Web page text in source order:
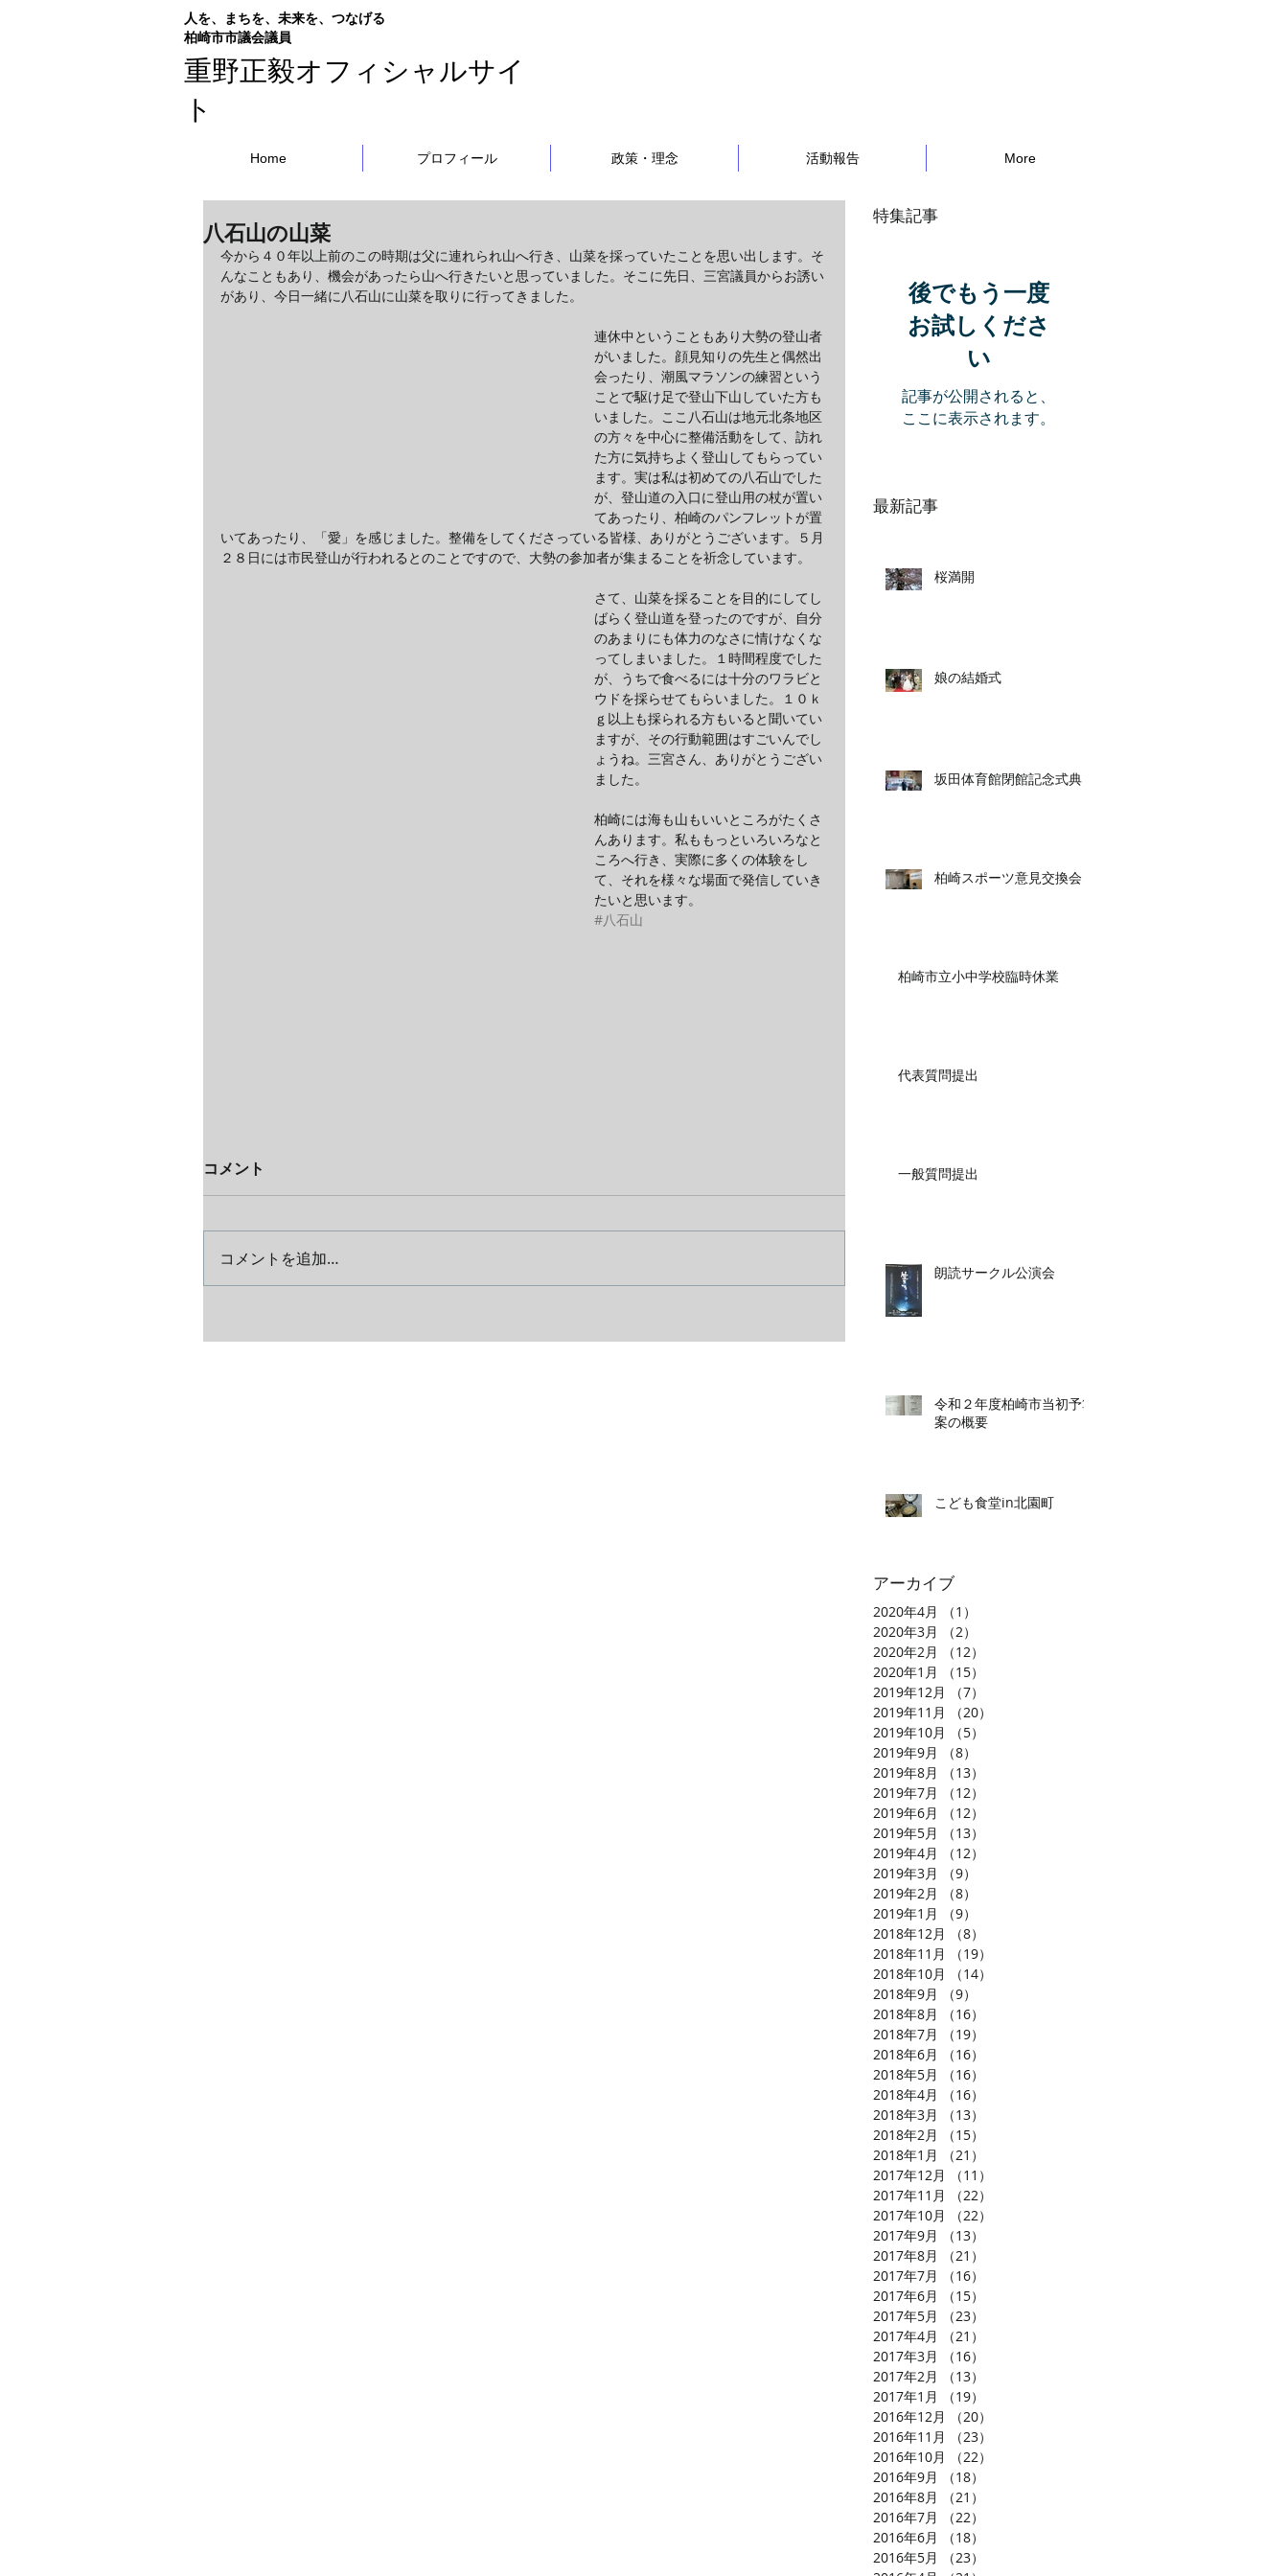
人を、まちを、未来を、つなげる
​柏崎市市議会議員
重野正毅オフィシャルサイ
ト
Home プロフィール 政策・理念 活動報告 More
八石山の山菜
今から４０年以上前のこの時期は父に連れられ山へ行き、山菜を採っていたことを思い出します。そ
んなこともあり、機会があったら山へ行きたいと思っていました。そこに先日、三宮議員からお誘い
があり、今日一緒に八石山に山菜を取りに行ってきました。
連休中ということもあり大勢の登山者
がいました。顔見知りの先生と偶然出
会ったり、潮風マラソンの練習という
ことで駆け足で登山下山していた方も
いました。ここ八石山は地元北条地区
の方々を中心に整備活動をして、訪れ
た方に気持ちよく登山してもらってい
ます。実は私は初めての八石山でした
が、登山道の入口に登山用の杖が置い
てあったり、柏崎のパンフレットが置
いてあったり、「愛」を感じました。整備をしてくださっている皆様、ありがとうございます。５月
２８日には市民登山が行われるとのことですので、大勢の参加者が集まることを祈念しています。
さて、山菜を採ることを目的にしてし
ばらく登山道を登ったのですが、自分
のあまりにも体力のなさに情けなくな
ってしまいました。１時間程度でした
が、うちで食べるには十分のワラビと
ウドを採らせてもらいました。１０ｋ
ｇ以上も採られる方もいると聞いてい
ますが、その行動範囲はすごいんでし
ょうね。三宮さん、ありがとうござい
ました。
柏崎には海も山もいいところがたくさ
んあります。私ももっといろいろなと
ころへ行き、実際に多くの体験をし
て、それを様々な場面で発信していき
たいと思います。
#八石山
コメント
コメントを追加…
特集記事
後でもう一度
お試しくださ
い
記事が公開されると、
ここに表示されます。
最新記事
桜満開
娘の結婚式
坂田体育館閉館記念式典
柏崎スポーツ意見交換会
柏崎市立小中学校臨時休業
代表質問提出
一般質問提出
朗読サークル公演会
令和２年度柏崎市当初予算
案の概要
こども食堂in北園町
アーカイブ
2020年4月 （1）
2020年3月
（2）
2020年2月
（12）
2020年1月
（15）
2019年12月
（7）
2019年11月
（20）
2019年10月
（5）
2019年9月
（8）
2019年8月
（13）
2019年7月
（12）
2019年6月
（12）
2019年5月
（13）
2019年4月
（12）
2019年3月
（9）
2019年2月
（8）
2019年1月
（9）
2018年12月
（8）
2018年11月
（19）
2018年10月
（14）
2018年9月
（9）
2018年8月
（16）
2018年7月
（19）
2018年6月
（16）
2018年5月
（16）
2018年4月
（16）
2018年3月
（13）
2018年2月
（15）
2018年1月
（21）
2017年12月
（11）
2017年11月
（22）
2017年10月
（22）
2017年9月
（13）
2017年8月
（21）
2017年7月
（16）
2017年6月
（15）
2017年5月
（23）
2017年4月
（21）
2017年3月
（16）
2017年2月
（13）
2017年1月
（19）
2016年12月
（20）
2016年11月
（23）
2016年10月
（22）
2016年9月
（18）
2016年8月
（21）
2016年7月
（22）
2016年6月
（18）
2016年5月
（23）